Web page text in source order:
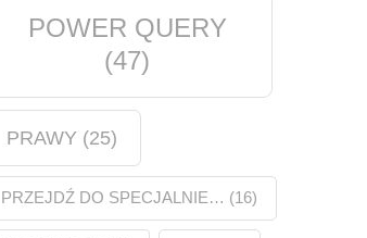
POWER QUERY
(47)
PRAWY(25)
PRZEJDŹ DO SPECJALNIE… (16)